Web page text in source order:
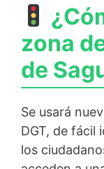
zona
de
Se usará
DGT, de fácil
los